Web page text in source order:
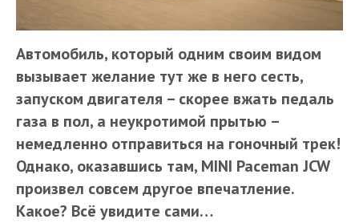
Автомобиль, который одним своим видом
вызывает желание тут же в него сесть,
запуском двигателя – скорее вжать педаль
газа в пол, а неукротимой прытью –
немедленно отправиться на гоночный трек!
Однако, оказавшись там, MINI Paceman JCW
произвел совсем другое впечатление.
Какое? Всё увидите сами…